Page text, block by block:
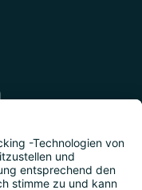
Kontakt